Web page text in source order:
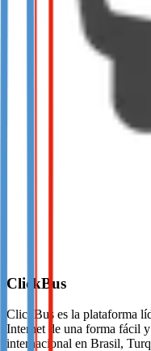
ClickBus
ClickBus es la plataforma
Internet de una forma fácil
internacional en Brasil,